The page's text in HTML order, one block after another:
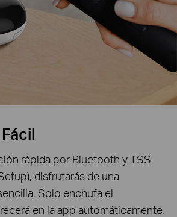
rápida por Bluetooth y TSS
disfrutarás de una
Solo enchufa el
en la app automáticamente.